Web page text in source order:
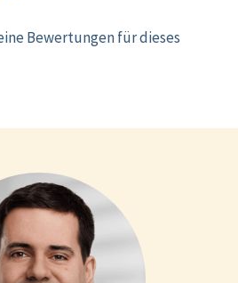
Bewertungen für dieses